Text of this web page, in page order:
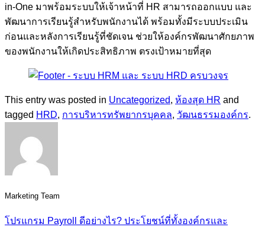
in-One มาพร้อมระบบให้เจ้าหน้าที่ HR สามารถออกแบบ และ
พัฒนาการเรียนรู้สำหรับพนักงานได้ พร้อมทั้งมีระบบประเมิน
ก่อนและหลังการเรียนรู้ที่ชัดเจน ช่วยให้องค์กรพัฒนาศักยภาพ
ของพนักงานให้เกิดประสิทธิภาพ ตรงเป้าหมายที่สุด
This entry was posted in Uncategorized, ห้องสุด HR and
tagged HRD, การบริหารทรัพยากรบุคคล, วัฒนธรรมองค์กร.
Marketing Team
โปรแกรม Payroll ดีอย่างไร? ประโยชน์ที่ทั้งองค์กรและ